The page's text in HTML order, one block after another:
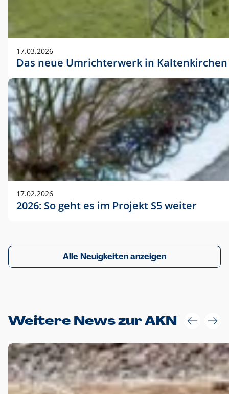
17.03.2026
Das neue Umrichterwerk in Kaltenkirchen
17.02.2026
2026: So geht es im Projekt S5 weiter
Alle Neuigkeiten anzeigen
Weitere News zur AKN